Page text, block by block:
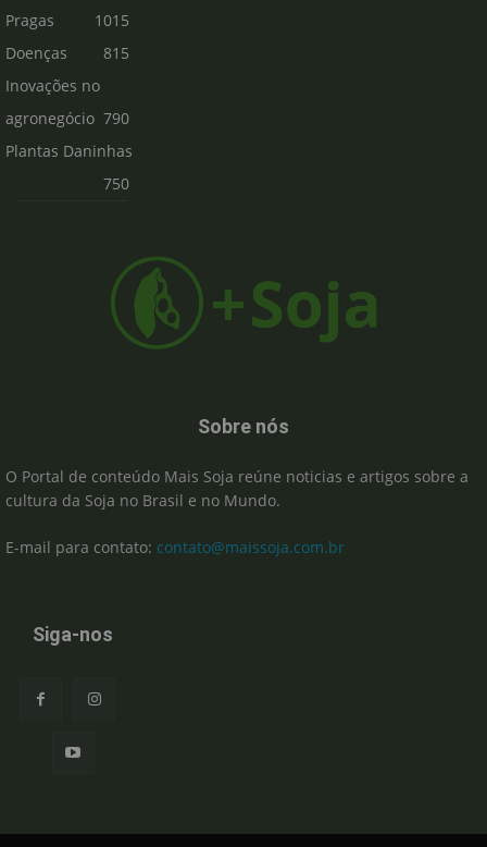
Pragas
1015
Doenças
815
Inovações no
agronegócio 790
Plantas Daninhas
750
Sobre nós
O Portal de conteúdo Mais Soja reúne noticias e artigos sobre a
cultura da Soja no Brasil e no Mundo.
E-mail para contato: contato@maissoja.com.br
Siga-nos